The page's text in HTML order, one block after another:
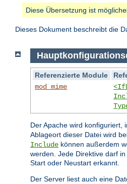
Diese Übersetzung ist
Dieses Dokument beschreibt die
Referenzierte Module
mod_mime
Der Apache wird konfiguriert,
Ablageort dieser Datei wird
Include können außerdem
werden. Jede Direktive darf
Start oder Neustart erkannt.
Der Server liest auch eine